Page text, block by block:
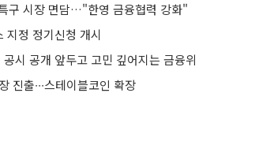
구 시장 면담…"한영 금융협력 강화"
지정 정기신청 개시
공시 공개 앞두고 고민 깊어지는 금융위
진출∙∙∙스테이블코인 확장